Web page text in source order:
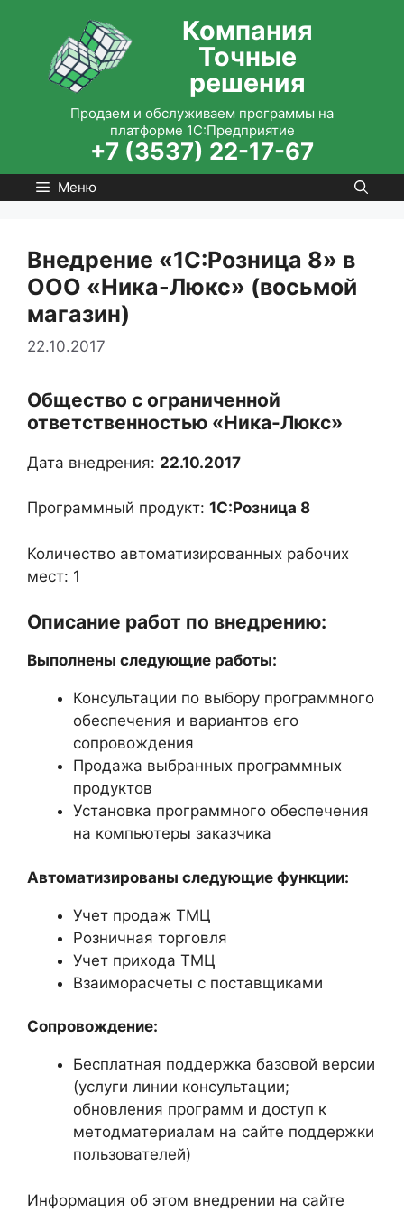
содержимому
Компания
Точные
решения
Продаем и обслуживаем программы на
платформе 1С:Предприятие
+7 (3537) 22-17-67
Меню
Внедрение «1С:Розница 8» в
ООО «Ника-Люкс» (восьмой
магазин)
22.10.2017
Общество с ограниченной
ответственностью «Ника-Люкс»
Дата внедрения: 22.10.2017
Программный продукт: 1С:Розница 8
Количество автоматизированных рабочих
мест: 1
Описание работ по внедрению:
Выполнены следующие работы:
Консультации по выбору программного
обеспечения и вариантов его
сопровождения
Продажа выбранных программных
продуктов
Установка программного обеспечения
на компьютеры заказчика
Автоматизированы следующие функции:
Учет продаж ТМЦ
Розничная торговля
Учет прихода ТМЦ
Взаиморасчеты с поставщиками
Сопровождение:
Бесплатная поддержка базовой версии
(услуги линии консультации;
обновления программ и доступ к
методматериалам на сайте поддержки
пользователей)
Информация об этом внедрении на сайте